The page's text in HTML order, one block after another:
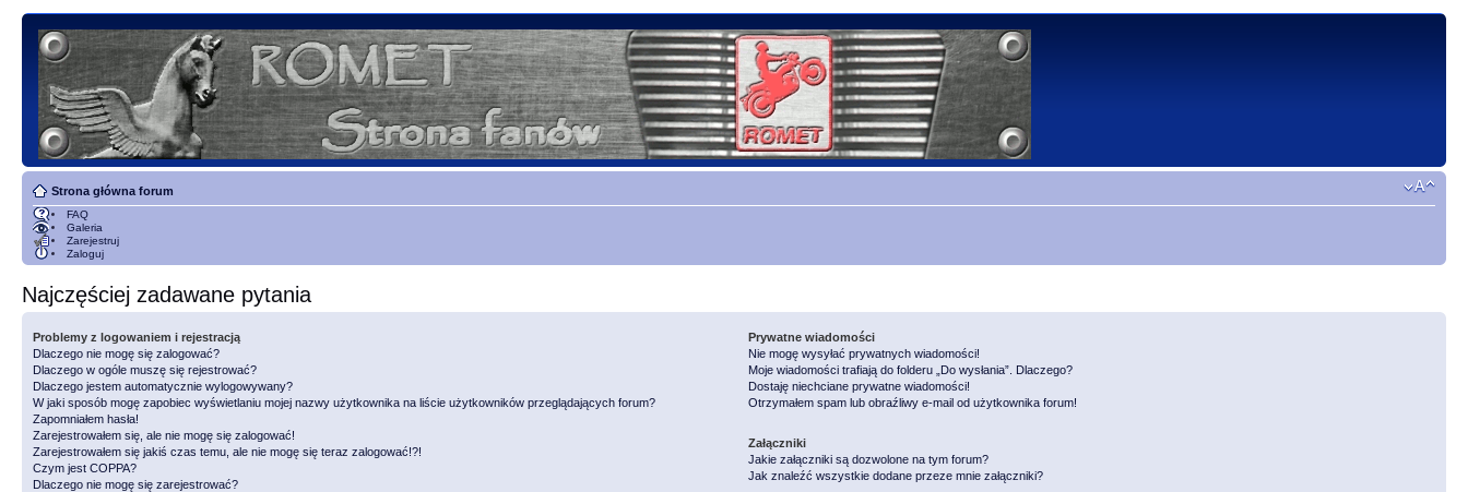
Strona główna forum
FAQ
Galeria
Zarejestruj
Zaloguj
Najczęściej zadawane pytania
Problemy z logowaniem i rejestracją
Dlaczego nie mogę się zalogować?
Dlaczego w ogóle muszę się rejestrować?
Dlaczego jestem automatycznie wylogowywany?
W jaki sposób mogę zapobiec wyświetlaniu mojej nazwy użytkownika na liście użytkowników przeglądających forum?
Zapomniałem hasła!
Zarejestrowałem się, ale nie mogę się zalogować!
Zarejestrowałem się jakiś czas temu, ale nie mogę się teraz zalogować!?!
Czym jest COPPA?
Dlaczego nie mogę się zarejestrować?
Prywatne wiadomości
Nie mogę wysyłać prywatnych wiadomości!
Moje wiadomości trafiają do folderu „Do wysłania”. Dlaczego?
Dostaję niechciane prywatne wiadomości!
Otrzymałem spam lub obraźliwy e-mail od użytkownika forum!
Załączniki
Jakie załączniki są dozwolone na tym forum?
Jak znaleźć wszystkie dodane przeze mnie załączniki?